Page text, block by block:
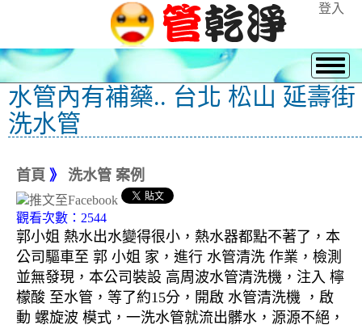
登入
水管內有補藥.. 台北 松山 延壽街
洗水管
首頁 》 洗水管 案例
觀看次數：2544
郭小姐 熱水出水變得很小，熱水器都點不著了，本
公司驅車至 郭 小姐 家，進行 水管清洗 作業，檢測
並無發現，本公司裝設 高周波水管清洗機，注入 檸
檬酸 至水管，等了約15分，開啟 水管清洗機 ，啟
動 螺旋波 模式，一洗水管就流出髒水，源源不絕，